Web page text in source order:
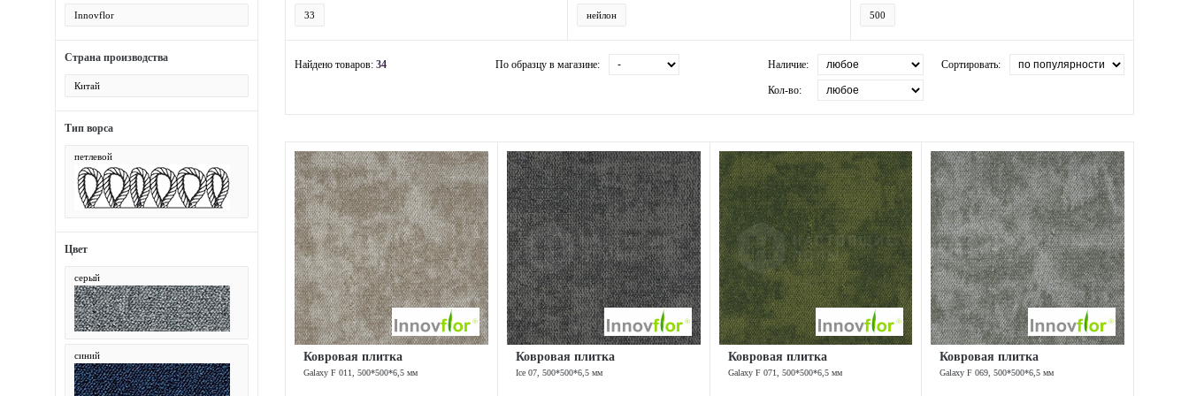
Innovflor
Страна производства
Китай
Тип ворса
петлевой
Цвет
серый
синий
33 нейлон 500
Найдено товаров: 34 По образцу в магазине: Наличие:
Кол-во:
Сортировать:
Ковровая плитка
Galaxy F 011, 500*500*6,5 мм
Ковровая плитка
Ice 07, 500*500*6,5 мм
Ковровая плитка
Galaxy F 071, 500*500*6,5 мм
Ковровая плитка
Galaxy F 069, 500*500*6,5 мм